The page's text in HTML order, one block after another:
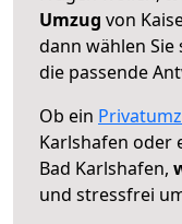
Umzug von
dann wählen
die passende
Ob ein
Karlshafen oder
Bad Karlshafen,
und stressfrei